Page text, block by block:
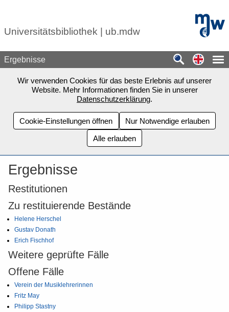
Universitätsbibliothek | ub.mdw
mdw -
Ergebnisse
Wir verwenden Cookies für das beste Erlebnis auf unserer
Website. Mehr Informationen finden Sie in unserer
Datenschutzerklärung.
Cookie-Einstellungen öffnen
Nur Notwendige erlauben
Alle erlauben
Ergebnisse
Restitutionen
Zu restituierende Bestände
Helene Herschel
Gustav Donath
Erich Fischhof
Weitere geprüfte Fälle
Offene Fälle
Verein der Musiklehrerinnen
Fritz May
Philipp Stastny